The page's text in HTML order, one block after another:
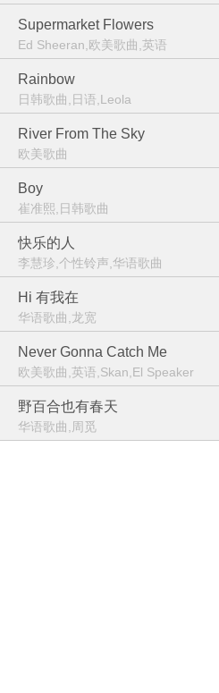
Supermarket Flowers
Ed Sheeran,欧美歌曲,英语
Rainbow
日韩歌曲,日语,Leola
River From The Sky
欧美歌曲
Boy
崔准熙,日韩歌曲
快乐的人
李慧珍,个性铃声,华语歌曲
Hi 有我在
华语歌曲,龙宽
Never Gonna Catch Me
欧美歌曲,英语,Skan,El Speaker
野百合也有春天
华语歌曲,周觅